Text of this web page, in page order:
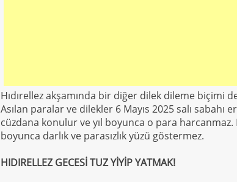
Hıdırellez akşamında bir diğer dilek dileme biçimi
Asılan paralar ve dilekler 6 Mayıs 2025 salı sabahı
cüzdana konulur ve yıl boyunca o para harcanmaz.
boyunca darlık ve parasızlık yüzü göstermez.
HIDIRELLEZ GECESİ TUZ YİYİP YATMAK!